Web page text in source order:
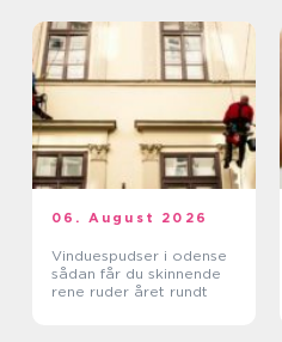
06. August 2026
Vinduespudser i odense
sådan får du skinnende
rene ruder året rundt